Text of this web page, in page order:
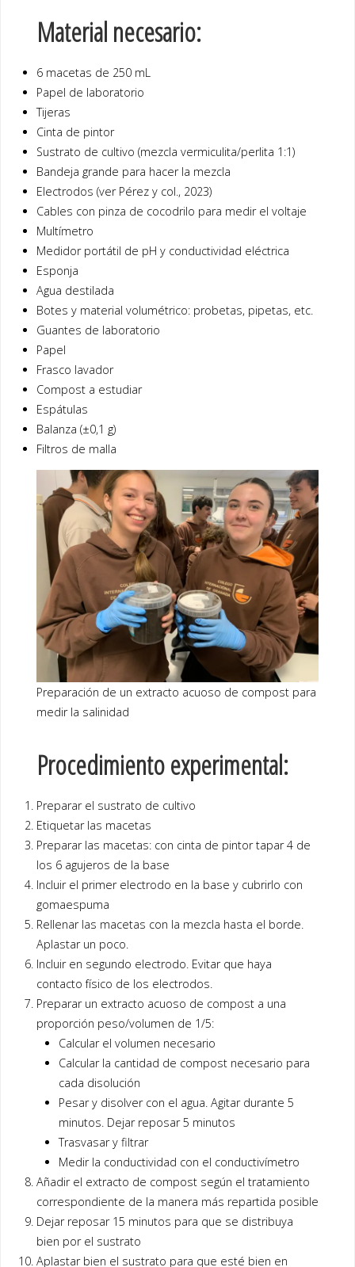
Material necesario:
6 macetas de 250 mL
Papel de laboratorio
Tijeras
Cinta de pintor
Sustrato de cultivo (mezcla vermiculita/perlita 1:1)
Bandeja grande para hacer la mezcla
Electrodos (ver Pérez y col., 2023)
Cables con pinza de cocodrilo para medir el voltaje
Multímetro
Medidor portátil de pH y conductividad eléctrica
Esponja
Agua destilada
Botes y material volumétrico: probetas, pipetas, etc.
Guantes de laboratorio
Papel
Frasco lavador
Compost a estudiar
Espátulas
Balanza (±0,1 g)
Filtros de malla
Preparación de un extracto acuoso de compost para
medir la salinidad
Procedimiento experimental:
Preparar el sustrato de cultivo
Etiquetar las macetas
Preparar las macetas: con cinta de pintor tapar 4 de
los 6 agujeros de la base
Incluir el primer electrodo en la base y cubrirlo con
gomaespuma
Rellenar las macetas con la mezcla hasta el borde.
Aplastar un poco.
Incluir en segundo electrodo. Evitar que haya
contacto físico de los electrodos.
Preparar un extracto acuoso de compost a una
proporción peso/volumen de 1/5:
Calcular el volumen necesario
Calcular la cantidad de compost necesario para
cada disolución
Pesar y disolver con el agua. Agitar durante 5
minutos. Dejar reposar 5 minutos
Trasvasar y filtrar
Medir la conductividad con el conductivímetro
Añadir el extracto de compost según el tratamiento
correspondiente de la manera más repartida posible
Dejar reposar 15 minutos para que se distribuya
bien por el sustrato
Aplastar bien el sustrato para que esté bien en